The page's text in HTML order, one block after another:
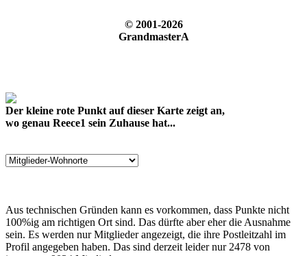
© 2001-2026
GrandmasterA
Der kleine rote Punkt auf dieser Karte zeigt an,
wo genau Reece1 sein Zuhause hat...
Aus technischen Gründen kann es vorkommen, dass Punkte nicht
100%ig am richtigen Ort sind. Das dürfte aber eher die Ausnahme
sein. Es werden nur Mitglieder angezeigt, die ihre Postleitzahl im
Profil angegeben haben. Das sind derzeit leider nur 2478 von